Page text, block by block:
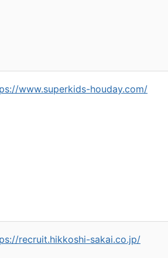
www.superkids-houday.com/
recruit.hikkoshi-sakai.co.jp/